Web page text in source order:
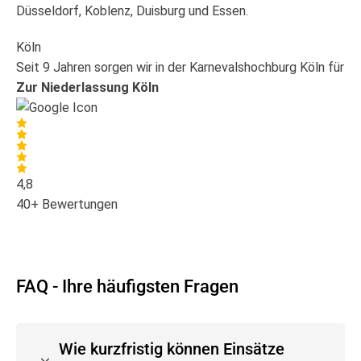
Düsseldorf, Koblenz, Duisburg und Essen.
Köln
Seit 9 Jahren sorgen wir in der Karnevalshochburg Köln für
Zur Niederlassung Köln
4,8
40+ Bewertungen
FAQ - Ihre häufigsten Fragen
Wie kurzfristig können Einsätze